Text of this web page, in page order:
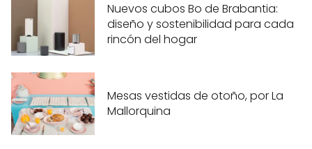
Nuevos cubos Bo de Brabantia:
diseño y sostenibilidad para cada
rincón del hogar
Mesas vestidas de otoño, por La
Mallorquina